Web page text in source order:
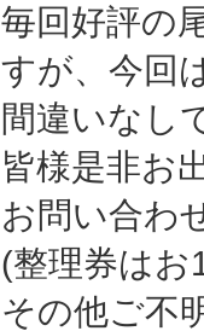
毎回好評の
すが、今回
間違いなし
皆様是非お
お問い合わ
(整理券はお
その他ご不